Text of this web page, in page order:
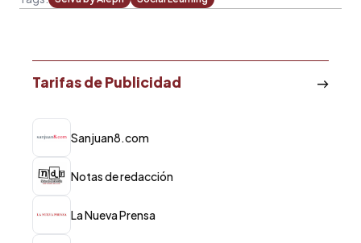
Tarifas de Publicidad
Sanjuan8.com
Notas de redacción
La Nueva Prensa